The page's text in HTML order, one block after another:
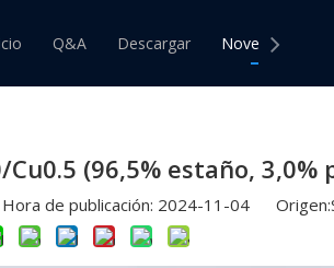
Barra de Estaño y Plomo
Barra de Estaño sin Plomo
Q&A Descargar Novedades
(96,5% estaño, 3,0%
de publicación: 2024-11-04 Origen: